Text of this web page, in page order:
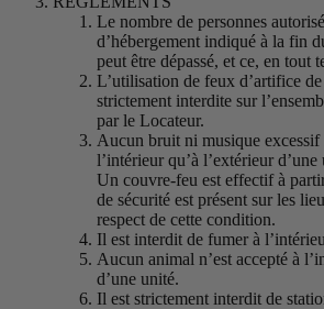
Le nombre de personnes
d’hébergement indiqué à la fin
peut être dépassé, et ce, en tout
L’utilisation de feux d’artifice
strictement interdite sur
par le Locateur.
Aucun bruit ni musique excessif
l’intérieur qu’à l’extérieur
Un couvre-feu est effectif à
de sécurité est présent sur les
respect de cette condition.
Il est interdit de fumer à
Aucun animal n’est accepté à
d’une unité.
Il est strictement interdit de